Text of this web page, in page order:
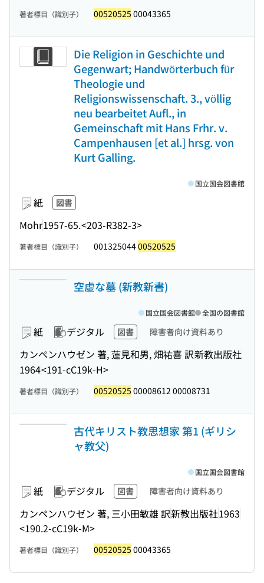
著者標目（識別子） 00520525 00043365
Die Religion in Geschichte und
Gegenwart; Handwörterbuch für
Theologie und
Religionswissenschaft. 3., völlig
neu bearbeitet Aufl., in
Gemeinschaft mit Hans Frhr. v.
Campenhausen [et al.] hrsg. von
Kurt Galling.
紙 図書
Mohr1957-65.<203-R382-3>
国立国会図書館
著者標目（識別子） 00132504400520525
空虚な墓 (新教新書)
紙 デジタル 図書 障害者向け資料あり
カンペンハウゼン 著, 蓮見和男, 畑祐喜 訳新教出版社
1964<191-cC19k-H>
国立国会図書館 全国の図書館
著者標目（識別子） 00520525 00008612 00008731
古代キリスト教思想家 第1 (ギリシ
ャ教父)
紙 デジタル 図書 障害者向け資料あり
カンペンハウゼン 著, 三小田敏雄 訳新教出版社1963
<190.2-cC19k-M>
国立国会図書館
著者標目（識別子） 00520525 00043365